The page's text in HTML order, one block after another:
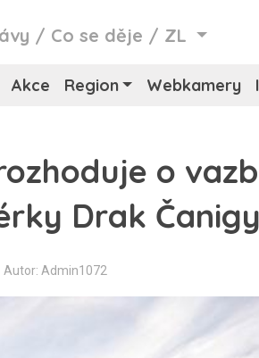
/ Co se děje / ZL
Akce Region Webkamery
o
Drak Čanigy
Autor: Admin1072